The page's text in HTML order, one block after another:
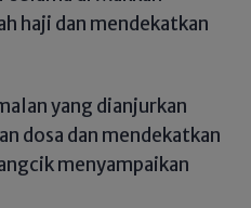
haji dan mendekatkan
yang dianjurkan
dosa dan mendekatkan
menyampaikan